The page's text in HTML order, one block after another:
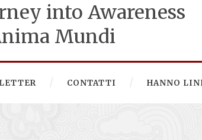
into Awareness
Mundi
CONTATTI HANNO